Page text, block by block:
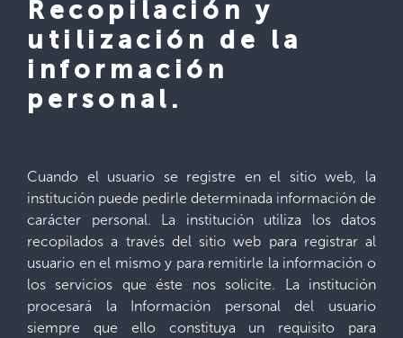
Recopilación y
utilización de la
información
personal.
Cuando el usuario se registre en el sitio web, la
institución puede pedirle determinada información de
carácter personal. La institución utiliza los datos
recopilados a través del sitio web para registrar al
usuario en el mismo y para remitirle la información o
los servicios que éste nos solicite. La institución
procesará la Información personal del usuario
siempre que ello constituya un requisito para